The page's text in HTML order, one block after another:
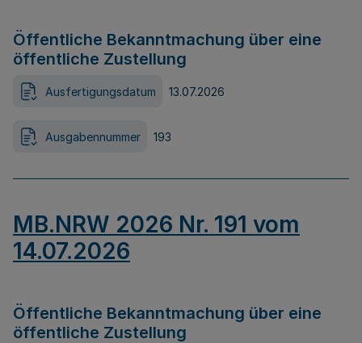
Öffentliche Bekanntmachung über eine
öffentliche Zustellung
Ausfertigungsdatum 13.07.2026
Ausgabennummer 193
MB.NRW 2026 Nr. 191 vom
14.07.2026
Öffentliche Bekanntmachung über eine
öffentliche Zustellung